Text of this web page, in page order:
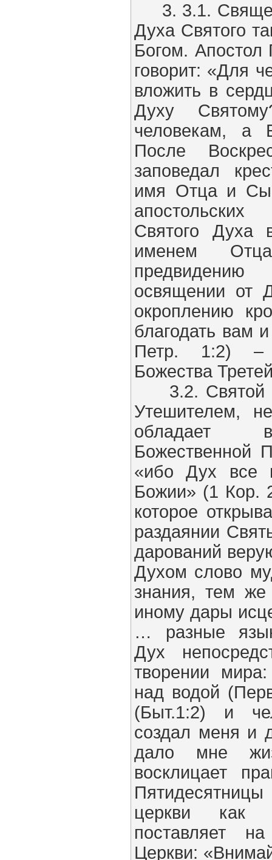
3. 3.1.
Духа Святого
Богом.
говорит: «Для
вложить в
Духу
человекам, а
После
заповедал
имя Отца и
Святого Духа
именем
освящении от
окроплению
благодать вам
Петр. 1:2) –
Божества
3.2. Святой
Утешителем,
обладает
Божественной
«ибо Дух все
Божии» (1 Кор.
которое
раздаянии
дарований
Духом слово
знания, тем
иному дары
… разные
Дух
творении
над водой
(Быт.1:2) и
создал меня и
дало мне
восклицает
церкви как
поставляет
Церкви: